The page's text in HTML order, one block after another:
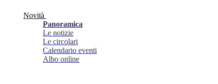
Novità
Panoramica
Le notizie
Le circolari
Calendario eventi
Albo online